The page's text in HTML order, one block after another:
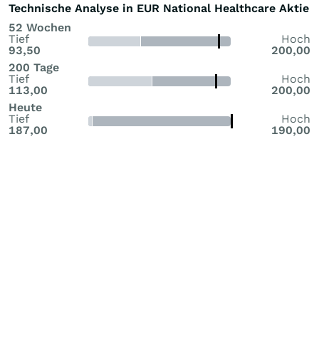
Technische Analyse in EUR National Healthcare Aktie
52 Wochen
Tief
93,50
Hoch
200,00
200 Tage
Tief
113,00
Hoch
200,00
Heute
Tief
187,00
Hoch
190,00